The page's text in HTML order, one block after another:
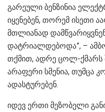
გარეული ბენზინია
იყენებენ, თორემ ისეთი
მთლიანად
დატრიალდებოდა”, –
თქმით, ადრე ცოლ-ქმარს
არაფერი სმენია, თუმცა
ადასტურებენ.
იდევ ერთი მეზობელი